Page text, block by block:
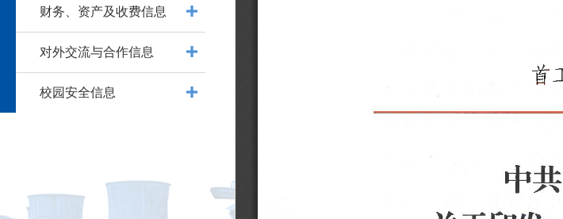
财务、资产及收费信息
对外交流与合作信息
校园安全信息